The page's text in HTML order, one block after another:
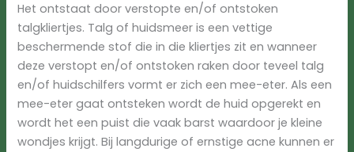
Het ontstaat door verstopte en/of ontstoken
talgkliertjes. Talg of huidsmeer is een vettige
beschermende stof die in die kliertjes zit en wanneer
deze verstopt en/of ontstoken raken door teveel talg
en/of huidschilfers vormt er zich een mee-eter. Als een
mee-eter gaat ontsteken wordt de huid opgerekt en
wordt het een puist die vaak barst waardoor je kleine
wondjes krijgt. Bij langdurige of ernstige acne kunnen er